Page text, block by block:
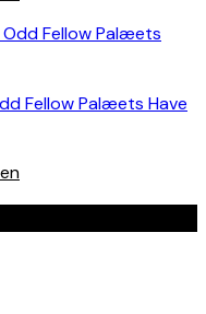
Fellow Palæets Have